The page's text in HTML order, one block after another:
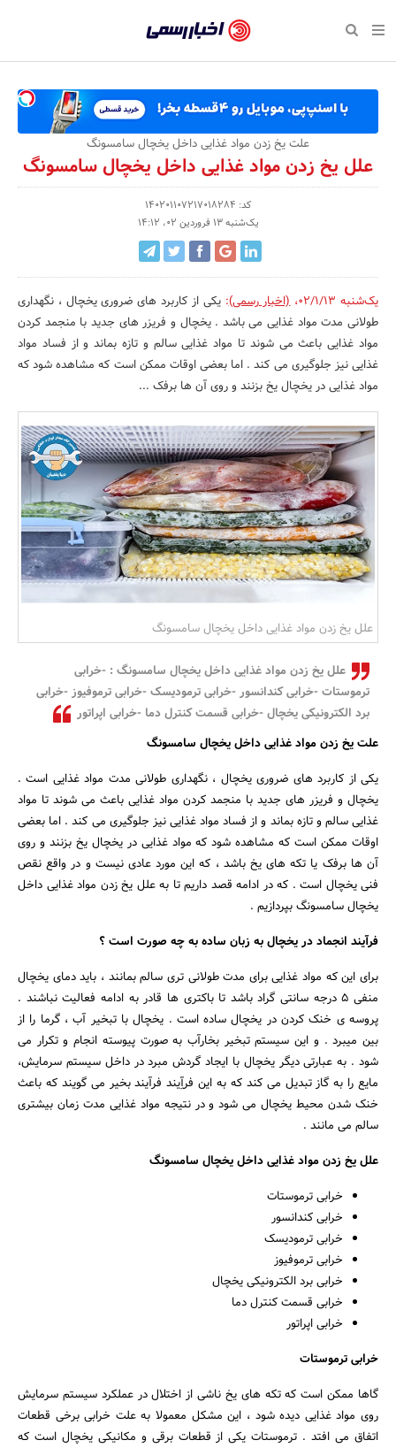
رسمی
-
اخبار
تایید
شده
شرکت‌ها،
سازمان‌ها
و
روابط
عمومی‌ها
بازگشت
صفحه نخست پایگاه خبری
اقتصادی
صفحه نخست اقتصادی
تجارت و بازار
کارآفرینی و استارتاپ
نفت، انرژی و صنایع
کسب و کار و خرده فروشی
صنایع غذایی و کشاورزی
بانک، بیمه و سرمایه
مسکن و ساختمان
اجتماعی
صفحه نخست اجتماعی
علم و آموزش
بهداشت و درمان
شهر و جامعه
محیط زیست
تبلیغات و روابط عمومی
فرهنگی
صفحه نخست فرهنگی
رسانه‌ها
نشریات و کتاب
سینما و تئاتر
صنایع دستی
صفحه نخست ورزش
تازه‌های ورزش
مکان‌های ورزشی
تجهیزات ورزشی
صفحه نخست سبک زندگی
سلامت و زیبایی
روانشناسی و موفقیت
مد و لباس
رویداد
صفحه نخست رویداد
حراج و تخفیف
جشنواره، نمایشگاه و
مسابقه و فراخوان
علت یخ زدن مواد غذایی داخل یخچال سامسونگ
علل یخ زدن مواد غذایی داخل یخچال سامسونگ
کد: 140201107217018284
یک‌شنبه 13 فروردین 02، 14:12
یک‌شنبه 02/1/13 ،(اخبار رسمی):یکی از کاربرد های ضروری یخچال ، نگهداری
طولانی مدت مواد غذایی می باشد . یخچال و فریزر های جدید با منجمد کردن
مواد غذایی باعث می شوند تا مواد غذایی سالم و تازه بماند و از فساد مواد
غذایی نیز جلوگیری می کند . اما بعضی اوقات ممکن است که مشاهده شود که
مواد غذایی در یخچال یخ بزنند و روی آن ها برفک ...
علل یخ زدن مواد غذایی داخل یخچال سامسونگ
علل یخ زدن مواد غذایی داخل یخچال سامسونگ : -خرابی
ترموستات -خرابی کندانسور -خرابی ترمودیسک -خرابی ترموفیوز -خرابی
برد الکترونیکی یخچال -خرابی قسمت کنترل دما -خرابی اپراتور
علت یخ زدن مواد غذایی داخل یخچال سامسونگ
یکی از کاربرد های ضروری یخچال ، نگهداری طولانی مدت مواد غذایی است .
یخچال و فریزر های جدید با منجمد کردن مواد غذایی باعث می شوند تا مواد
غذایی سالم و تازه بماند و از فساد مواد غذایی نیز جلوگیری می کند . اما بعضی
اوقات ممکن است که مشاهده شود که مواد غذایی در یخچال یخ بزنند و روی
آن ها برفک یا تکه های یخ باشد ، که این مورد عادی نیست و در واقع نقص
فنی یخچال است . که در ادامه قصد داریم تا به علل یخ زدن مواد غذایی داخل
یخچال سامسونگ بپردازیم .
فرآیند انجماد در یخچال به زبان ساده به چه صورت است ؟
برای این که مواد غذایی برای مدت طولانی تری سالم بمانند ، باید دمای یخچال
منفی 5 درجه سانتی گراد باشد تا باکتری ها قادر به ادامه فعالیت نباشند .
پروسه ی خنک کردن در یخچال ساده است . یخچال با تبخیر آب ، گرما را از
بین میبرد . و این سیستم تبخیر بخارآب به صورت پیوسته انجام و تکرار می
شود . به عبارتی دیگر یخچال با ایجاد گردش مبرد در داخل سیستم سرمایش،
مایع را به گاز تبدیل می کند که به این فرآِیند فرآیند بخیر می گویند که باعث
خنک شدن محیط یخچال می شود و در نتیجه مواد غذایی مدت زمان بیشتری
سالم می مانند .
علل یخ زدن مواد غذایی داخل یخچال سامسونگ
خرابی ترموستات
خرابی کندانسور
خرابی ترمودیسک
خرابی ترموفیوز
خرابی برد الکترونیکی یخچال
خرابی قسمت کنترل دما
خرابی اپراتور
خرابی ترموستات
گاها ممکن است که تکه های یخ ناشی از اختلال در عملکرد سیستم سرمایش
روی مواد غذایی دیده شود ، این مشکل معمولا به علت خرابی برخی قطعات
اتفاق می افتد . ترموستات یکی از قطعات برقی و مکانیکی یخچال است که